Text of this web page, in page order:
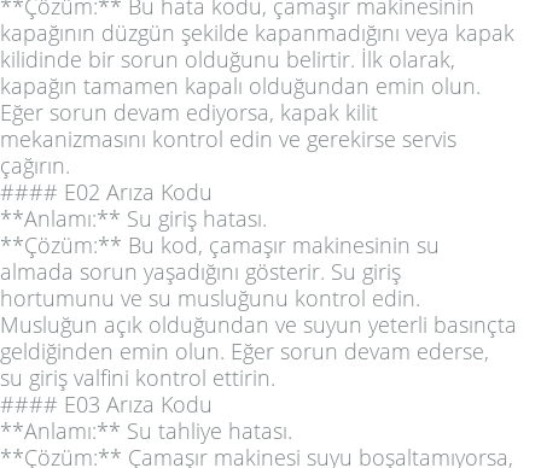
**Çözüm:** Bu hata kodu, çamaşır makinesinin
kapağının düzgün şekilde kapanmadığını veya kapak
kilidinde bir sorun olduğunu belirtir. İlk olarak,
kapağın tamamen kapalı olduğundan emin olun.
Eğer sorun devam ediyorsa, kapak kilit
mekanizmasını kontrol edin ve gerekirse servis
çağırın.
#### E02 Arıza Kodu
**Anlamı:** Su giriş hatası.
**Çözüm:** Bu kod, çamaşır makinesinin su
almada sorun yaşadığını gösterir. Su giriş
hortumunu ve su musluğunu kontrol edin.
Musluğun açık olduğundan ve suyun yeterli basınçta
geldiğinden emin olun. Eğer sorun devam ederse,
su giriş valfini kontrol ettirin.
#### E03 Arıza Kodu
**Anlamı:** Su tahliye hatası.
**Çözüm:** Çamaşır makinesi suyu boşaltamıyorsa,